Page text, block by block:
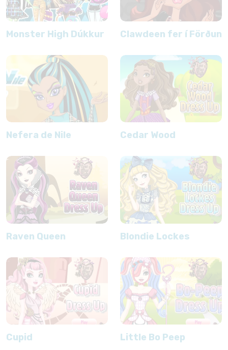
Monster High Dúkkur Clawdeen fer í Förðun
Nefera de Nile Cedar Wood
Raven Queen Blondie Lockes
Cupid Little Bo Peep